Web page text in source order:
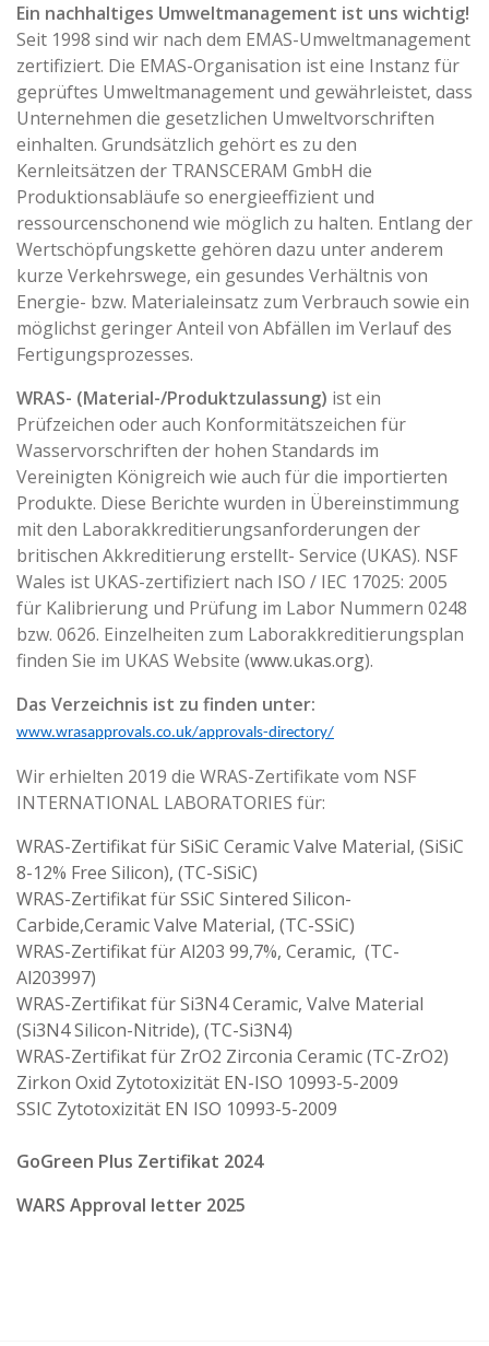
Ein nachhaltiges Umweltmanagement ist uns wichtig!
Seit 1998 sind wir nach dem EMAS-Umweltmanagement
zertifiziert. Die EMAS-Organisation ist eine Instanz für
geprüftes Umweltmanagement und gewährleistet, dass
Unternehmen die gesetzlichen Umweltvorschriften
einhalten. Grundsätzlich gehört es zu den
Kernleitsätzen der TRANSCERAM GmbH die
Produktionsabläufe so energieeffizient und
ressourcenschonend wie möglich zu halten. Entlang der
Wertschöpfungskette gehören dazu unter anderem
kurze Verkehrswege, ein gesundes Verhältnis von
Energie- bzw. Materialeinsatz zum Verbrauch sowie ein
möglichst geringer Anteil von Abfällen im Verlauf des
Fertigungsprozesses.
WRAS- (Material-/Produktzulassung) ist ein
Prüfzeichen oder auch Konformitätszeichen für
Wasservorschriften der hohen Standards im
Vereinigten Königreich wie auch für die importierten
Produkte. Diese Berichte wurden in Übereinstimmung
mit den Laborakkreditierungsanforderungen der
britischen Akkreditierung erstellt- Service (UKAS). NSF
Wales ist UKAS-zertifiziert nach ISO / IEC 17025: 2005
für Kalibrierung und Prüfung im Labor Nummern 0248
bzw. 0626. Einzelheiten zum Laborakkreditierungsplan
finden Sie im UKAS Website (www.ukas.org).
Das Verzeichnis ist zu finden unter:
www.wrasapprovals.co.uk/approvals-directory/
Wir erhielten 2019 die WRAS-Zertifikate vom NSF
INTERNATIONAL LABORATORIES für:
WRAS-Zertifikat für SiSiC Ceramic Valve Material, (SiSiC
8-12% Free Silicon), (TC-SiSiC)
WRAS-Zertifikat für SSiC Sintered Silicon-
Carbide,Ceramic Valve Material, (TC-SSiC)
WRAS-Zertifikat für Al203 99,7%, Ceramic, (TC-
Al203997)
WRAS-Zertifikat für Si3N4 Ceramic, Valve Material
(Si3N4 Silicon-Nitride), (TC-Si3N4)
WRAS-Zertifikat für ZrO2 Zirconia Ceramic (TC-ZrO2)
Zirkon Oxid Zytotoxizität EN-ISO 10993-5-2009
SSIC Zytotoxizität EN ISO 10993-5-2009
GoGreen Plus Zertifikat 2024
WARS Approval letter 2025